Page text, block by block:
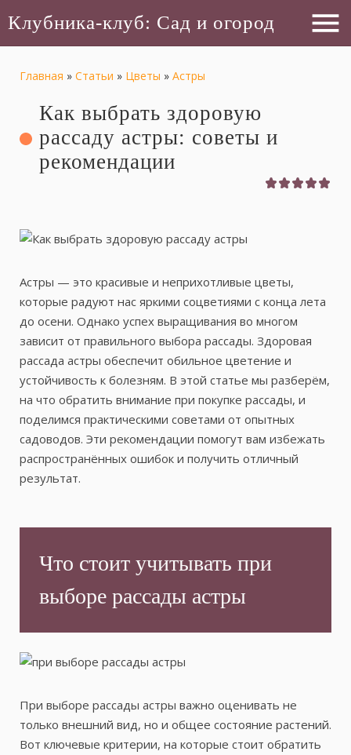
Клубника-клуб: Сад и огород menu
Главная » Статьи » Цветы » Астры
Как выбрать здоровую
рассаду астры: советы и
рекомендации
Астры — это красивые и неприхотливые цветы,
которые радуют нас яркими соцветиями с конца лета
до осени. Однако успех выращивания во многом
зависит от правильного выбора рассады. Здоровая
рассада астры обеспечит обильное цветение и
устойчивость к болезням. В этой статье мы разберём,
на что обратить внимание при покупке рассады, и
поделимся практическими советами от опытных
садоводов. Эти рекомендации помогут вам избежать
распространённых ошибок и получить отличный
результат.
Что стоит учитывать при
выборе рассады астры
При выборе рассады астры важно оценивать не
только внешний вид, но и общее состояние растений.
Вот ключевые критерии, на которые стоит обратить